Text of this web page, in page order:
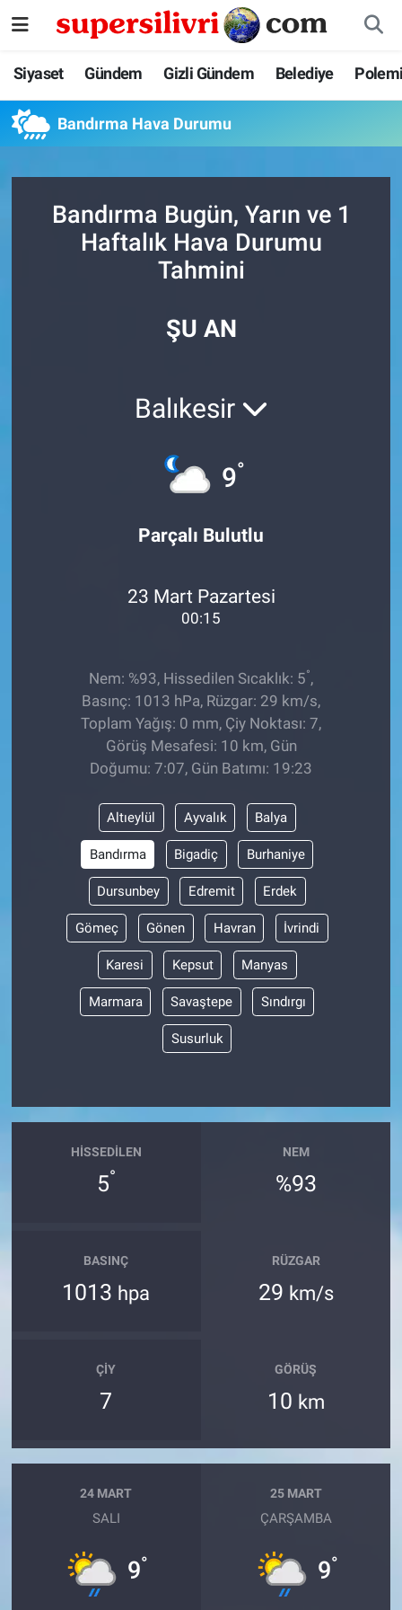
Siyaset Gündem Gizli Gündem Belediye
Bandırma Hava Durumu
Bandırma Bugün, Yarın ve 1
Haftalık Hava Durumu
Tahmini
ŞU AN
Balıkesir
9°
Parçalı Bulutlu
23 Mart Pazartesi
00:15
Nem: %93, Hissedilen Sıcaklık: 5°,
Basınç: 1013 hPa, Rüzgar: 29 km/s,
Toplam Yağış: 0 mm, Çiy Noktası: 7,
Görüş Mesafesi: 10 km, Gün
Doğumu: 7:07, Gün Batımı: 19:23
Altıeylül Ayvalık Balya
Bandırma Bigadiç Burhaniye
Dursunbey Edremit Erdek
Gömeç Gönen Havran İvrindi
Karesi Kepsut Manyas
Marmara Savaştepe Sındırgı
Susurluk
HISSEDILEN
5°
NEM
%93
BASINÇ
1013 hpa
RÜZGAR
29 km/s
ÇIY
7
GÖRÜŞ
10 km
24 MART
SALI
9°
25 MART
ÇARŞAMBA
9°
Siyaset
Gündem
Belediye
Polemik
İstanbul Nöbetçi Eczaneler
İstanbul Hava Durumu
İstanbul Trafik Yoğunluk Haritası
Süper Lig Puan Durumu ve Fikstür
Son Dakika Haberleri